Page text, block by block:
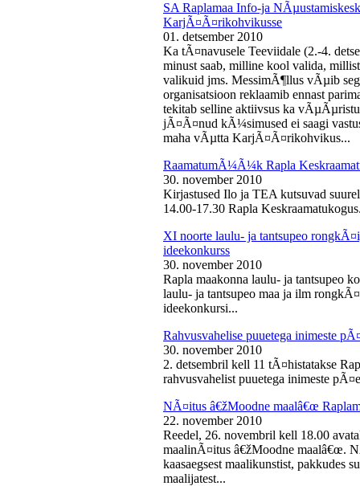
SA Raplamaa Info-ja
KarjÃ¤Ã¤rikohvikusse
01. detsember 2010
Ka tÃ¤navusele Teeviidale (2.-4.
minust saab, milline kool valida,
valikuid jms. MessimÃ¶llus vÃµib
organisatsioon reklaamib ennast
tekitab selline aktiivsus ka
jÃ¤Ã¤nud kÃ¼simused ei saagi
maha vÃµtta KarjÃ¤Ã¤rikohvikus...
RaamatumÃ¼Ã¼k Rapla
30. november 2010
Kirjastused Ilo ja TEA kutsuvad
14.00-17.30 Rapla
XI noorte laulu- ja tantsupeo
ideekonkurss
30. november 2010
Rapla maakonna laulu- ja tantsupeo
laulu- ja tantsupeo maa ja ilm
ideekonkursi...
Rahvusvahelise puuetega inimeste
30. november 2010
2. detsembril kell 11 tÃ¤histatakse
rahvusvahelist puuetega inimeste
NÃ¤itus â€žMoodne maalâ€œ
22. november 2010
Reedel, 26. novembril kell 18.00
maalinÃ¤itus â€žMoodne maalâ€œ.
kaasaegsest maalikunstist, pakkudes
maalijatest...